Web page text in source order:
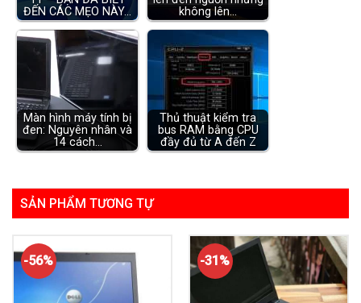
ĐẾN CÁC MẸO NÀY…
không lên…
Màn hình máy tính bị
đen: Nguyên nhân và
14 cách…
Thủ thuật kiểm tra
bus RAM bằng CPU
đầy đủ từ A đến Z
SẢN PHẨM TƯƠNG TỰ
-56% -31%